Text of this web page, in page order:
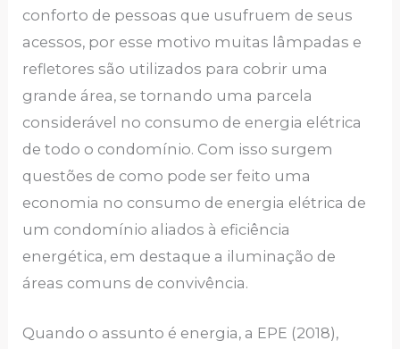
conforto de pessoas que usufruem de seus
acessos, por esse motivo muitas lâmpadas e
refletores são utilizados para cobrir uma
grande área, se tornando uma parcela
considerável no consumo de energia elétrica
de todo o condomínio. Com isso surgem
questões de como pode ser feito uma
economia no consumo de energia elétrica de
um condomínio aliados à eficiência
energética, em destaque a iluminação de
áreas comuns de convivência.
Quando o assunto é energia, a EPE (2018),